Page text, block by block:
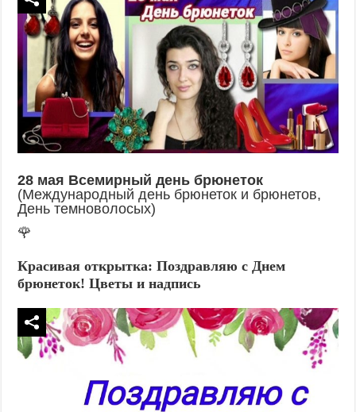
28 мая Всемирный день брюнеток
(Международный день брюнеток и брюнетов,
День темноволосых)
🌹
Красивая открытка: Поздравляю с Днем
брюнеток! Цветы и надпись